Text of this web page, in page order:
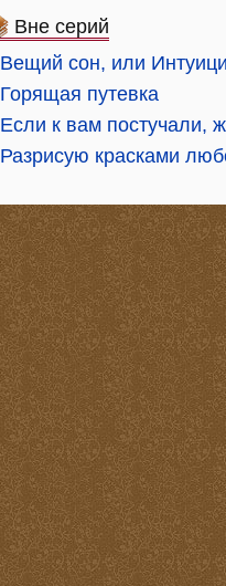
Вне серий
Вещий сон, или
Горящая путевка
Если к вам постучали,
Разрисую красками